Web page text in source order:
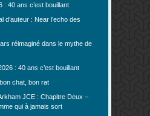
: 40 ans c’est bouillant
d’auteur : Near l’echo des
réimaginé dans le mythe de
: 40 ans c’est bouillant
chat, bon rat
JCE : Chapitre Deux –
qui à jamais sort